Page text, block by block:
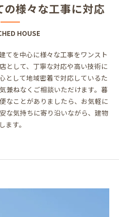
様々な工事に対応
HOUSE
てを中心に様々な工事をワンスト
として、丁寧な対応や高い技術に
として地域密着で対応しているた
兼ねなくご相談いただけます。暮
なことがありましたら、お気軽に
な気持ちに寄り沿いながら、建物
ます。